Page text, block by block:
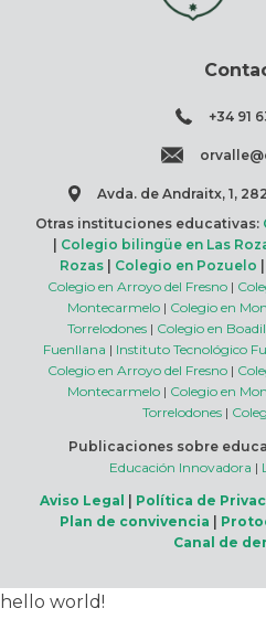
+34 91
Avda. de Andraitx, 1,
Otras instituciones educativas:
| Colegio bilingüe en Las
Rozas | Colegio en Pozuelo |
Colegio en Arroyo del Fresno|
Montecarmelo| Colegio en
Torrelodones| Colegio en
Fuenllana | Instituto Tecnológico
Colegio en Arroyo del Fresno|
Montecarmelo| Colegio en
Torrelodones |
Publicaciones sobre
Educación Innovadora |
Aviso Legal | Política de
Plan de convivencia |
Canal de
hello world!